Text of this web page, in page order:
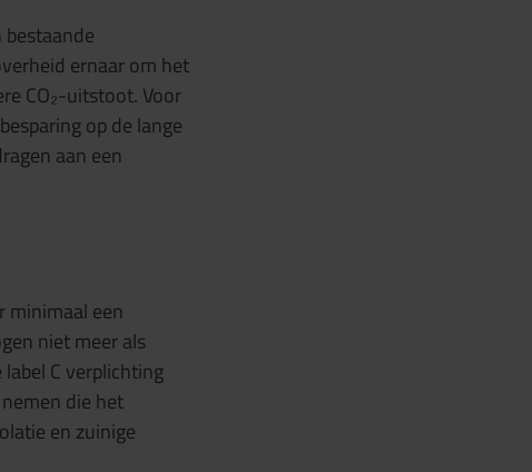
ernaar om het
CO₂-uitstoot. Voor
op de lange
aan een
minimaal een
niet meer als
C verplichting
die het
en zuinige